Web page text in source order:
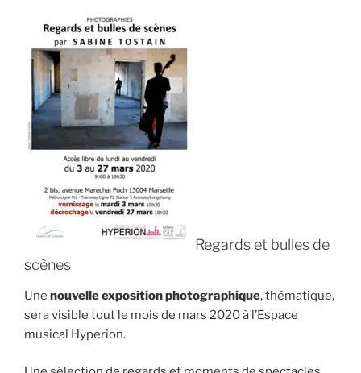
Regards et bulles de
scènes
Une nouvelle exposition photographique, thématique,
sera visible tout le mois de mars 2020 à l’Espace
musical Hyperion.